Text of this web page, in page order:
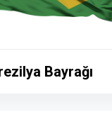
Bayrağı